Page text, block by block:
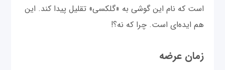
است که نام این گوشی به «گلکسی» تقلیل پیدا کند. این
هم ایده‌ای است. چرا که نه؟!
زمان عرضه